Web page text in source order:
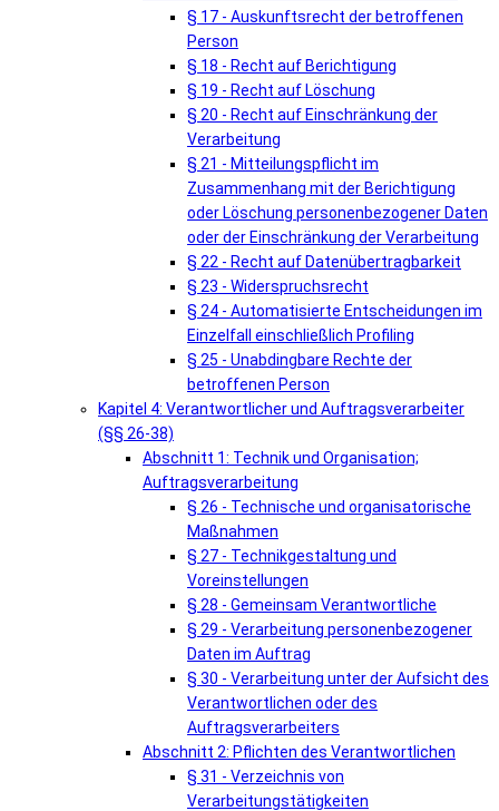
§ 17 - Auskunftsrecht der betroffenen
Person
§ 18 - Recht auf Berichtigung
§ 19 - Recht auf Löschung
§ 20 - Recht auf Einschränkung der
Verarbeitung
§ 21 - Mitteilungspflicht im
Zusammenhang mit der Berichtigung
oder Löschung personenbezogener Daten
oder der Einschränkung der Verarbeitung
§ 22 - Recht auf Datenübertragbarkeit
§ 23 - Widerspruchsrecht
§ 24 - Automatisierte Entscheidungen im
Einzelfall einschließlich Profiling
§ 25 - Unabdingbare Rechte der
betroffenen Person
Kapitel 4: Verantwortlicher und Auftragsverarbeiter
(§§ 26-38)
Abschnitt 1: Technik und Organisation;
Auftragsverarbeitung
§ 26 - Technische und organisatorische
Maßnahmen
§ 27 - Technikgestaltung und
Voreinstellungen
§ 28 - Gemeinsam Verantwortliche
§ 29 - Verarbeitung personenbezogener
Daten im Auftrag
§ 30 - Verarbeitung unter der Aufsicht des
Verantwortlichen oder des
Auftragsverarbeiters
Abschnitt 2: Pflichten des Verantwortlichen
§ 31 - Verzeichnis von
Verarbeitungstätigkeiten